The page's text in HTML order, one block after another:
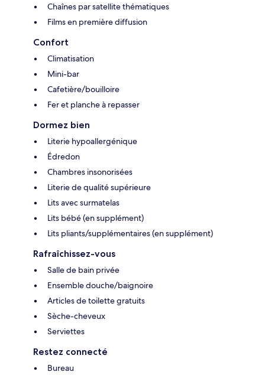
Chaînes par satellite thématiques
Films en première diffusion
Confort
Climatisation
Mini-bar
Cafetière/bouilloire
Fer et planche à repasser
Dormez bien
Literie hypoallergénique
Édredon
Chambres insonorisées
Literie de qualité supérieure
Lits avec surmatelas
Lits bébé (en supplément)
Lits pliants/supplémentaires (en supplément)
Rafraîchissez-vous
Salle de bain privée
Ensemble douche/baignoire
Articles de toilette gratuits
Sèche-cheveux
Serviettes
Restez connecté
Bureau